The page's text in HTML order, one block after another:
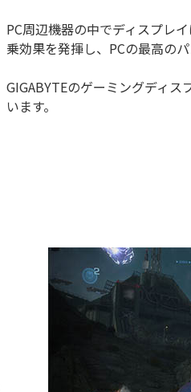
PC周辺機器の中でディスプレ
乗効果を発揮し、PCの最高の
GIGABYTEのゲーミングディ
います。